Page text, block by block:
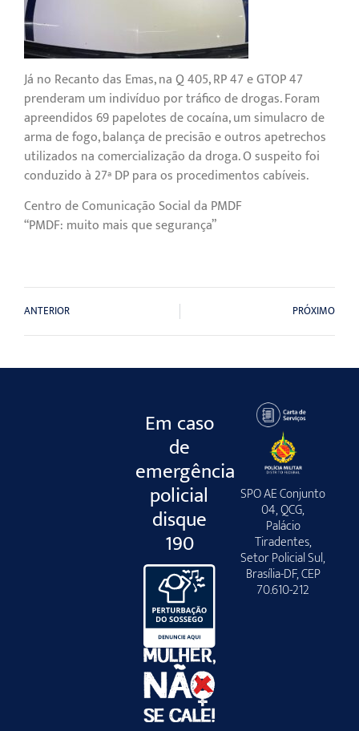
Já no Recanto das Emas, na Q 405, RP 47 e GTOP 47
prenderam um indivíduo por tráfico de drogas. Foram
apreendidos 69 papelotes de cocaína, um simulacro de
arma de fogo, balança de precisão e outros apetrechos
utilizados na comercialização da droga. O suspeito foi
conduzido à 27ª DP para os procedimentos cabíveis.
Centro de Comunicação Social da PMDF
“PMDF: muito mais que segurança”
ANTERIOR PRÓXIMO
Em caso
de
emergência
policial
disque
190
SPO AE Conjunto
04, QCG,
Palácio
Tiradentes,
Setor Policial Sul,
Brasília-DF, CEP
70.610-212